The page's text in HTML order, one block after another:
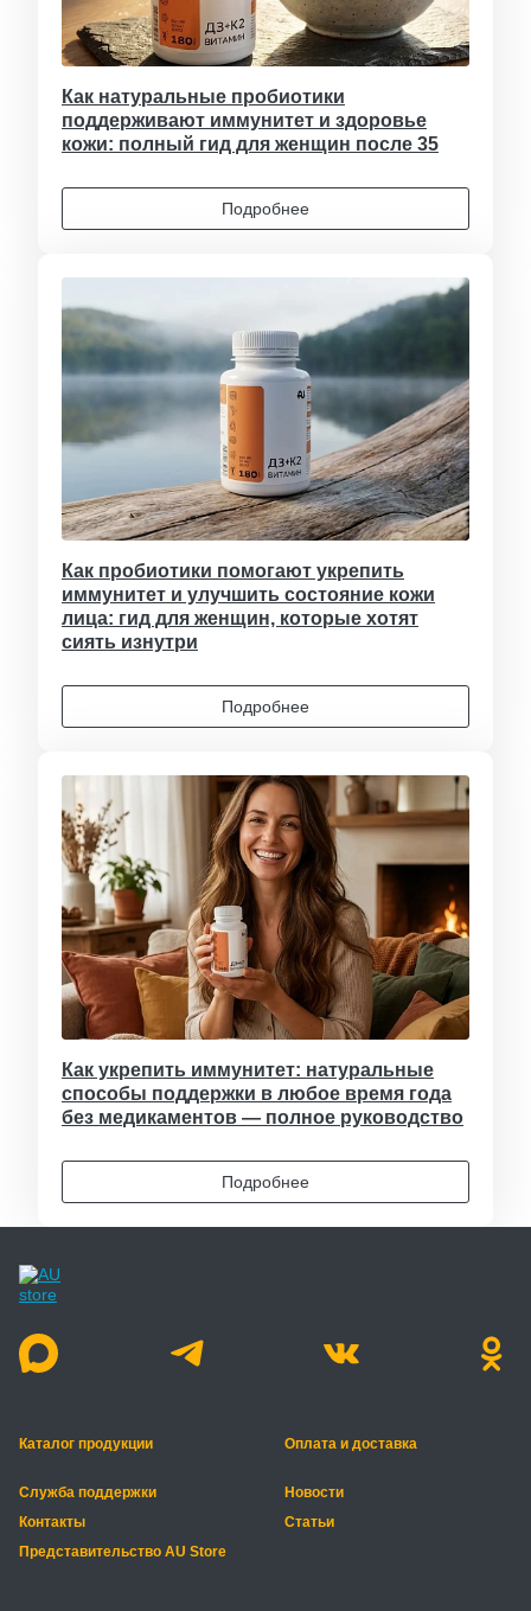
Как натуральные пробиотики
поддерживают иммунитет и здоровье
кожи: полный гид для женщин после 35
Подробнее
Как пробиотики помогают укрепить
иммунитет и улучшить состояние кожи
лица: гид для женщин, которые хотят
сиять изнутри
Подробнее
Как укрепить иммунитет: натуральные
способы поддержки в любое время года
без медикаментов — полное руководство
Подробнее
Каталог продукции Оплата и доставка
Служба поддержки
Новости
Контакты
Статьи
Представительство AU Store